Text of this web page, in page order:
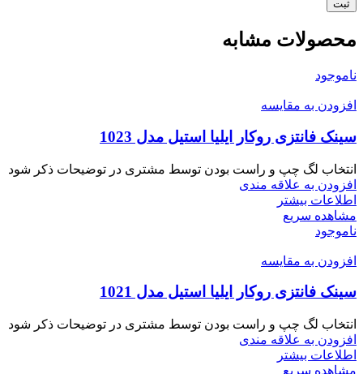
محصولات مشابه
ناموجود
افزودن به مقایسه
سینک فانتزی روکار ایلیا استیل مدل 1023
انتخاب لگ چپ و راست بودن توسط مشتری در توضیحات ذکر شود
افزودن به علاقه مندی
اطلاعات بیشتر
مشاهده سریع
ناموجود
افزودن به مقایسه
سینک فانتزی روکار ایلیا استیل مدل 1021
انتخاب لگ چپ و راست بودن توسط مشتری در توضیحات ذکر شود
افزودن به علاقه مندی
اطلاعات بیشتر
مشاهده سریع